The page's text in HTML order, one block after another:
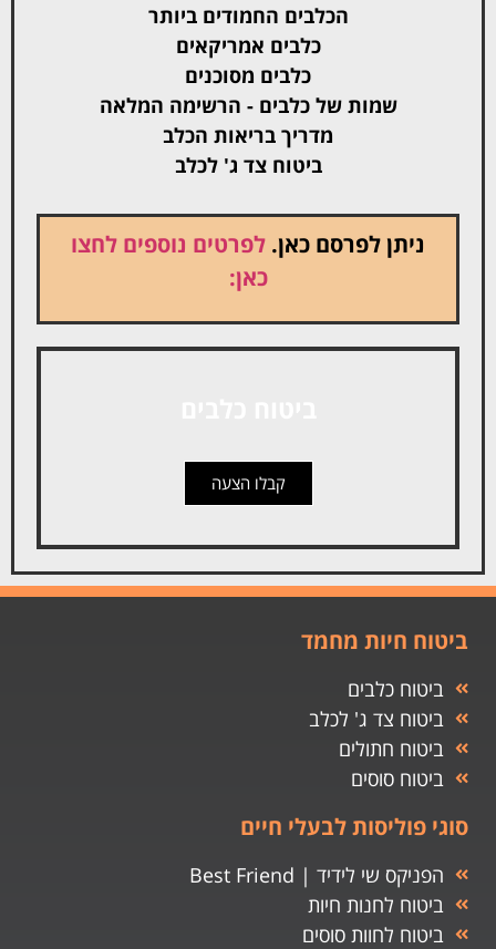
הכלבים החמודים ביותר
כלבים אמריקאים
כלבים מסוכנים
שמות של כלבים - הרשימה המלאה
מדריך בריאות הכלב
ביטוח צד ג' לכלב
ניתן לפרסם כאן. לפרטים נוספים לחצו
כאן:
קבלו הצעה
ביטוח חיות מחמד
ביטוח כלבים
ביטוח צד ג' לכלב
ביטוח חתולים
ביטוח סוסים
סוגי פוליסות לבעלי חיים
הפניקס שי לידיד | Best Friend
ביטוח לחנות חיות
ביטוח לחוות סוסים